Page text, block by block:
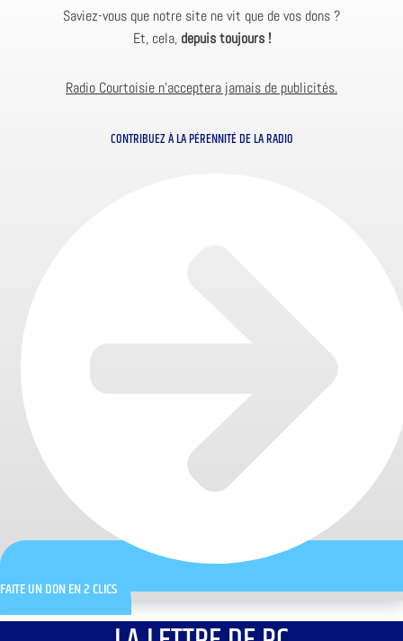
Saviez-vous que notre site ne vit que de vos dons ?
Et, cela, depuis toujours !
Radio Courtoisie n’acceptera jamais de publicités.
CONTRIBUEZ À LA PÉRENNITÉ DE LA RADIO
FAITE UN DON EN 2 CLICS